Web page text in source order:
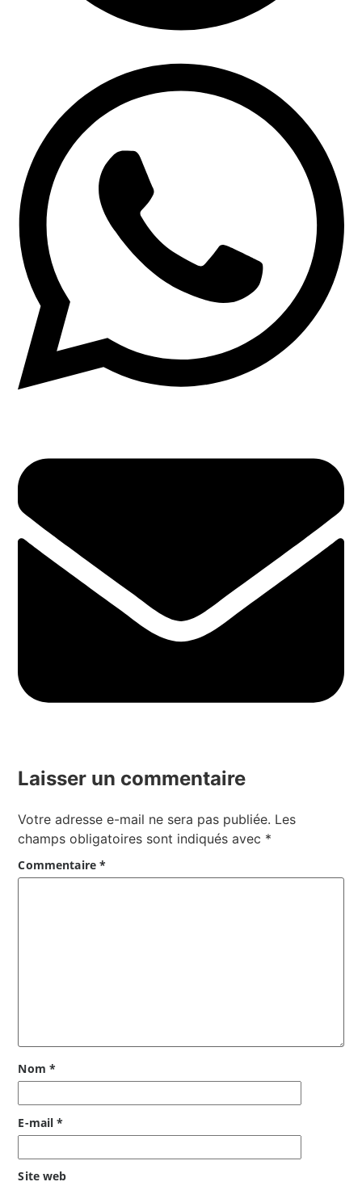
Laisser un commentaire
Votre adresse e-mail ne sera pas publiée. Les
champs obligatoires sont indiqués avec *
Commentaire*
Nom *
E-mail*
Site web